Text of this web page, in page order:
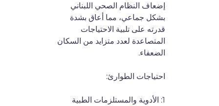
إضعاف النظام الصحي اللبناني
بشكل جماعي، مما أعاق بشدة
قدرته على تلبية الاحتياجات
المتصاعدة لعدد متزايد من السكان
الضعفاء.
احتياجات الطوارئ:
1: الأدوية والمستلزمات الطبية